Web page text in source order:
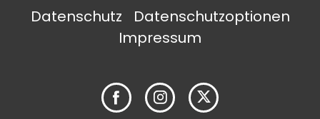
Datenschutz
Datenschutzoptionen
Impressum